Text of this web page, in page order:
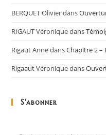
BERQUET Olivierdans
RIGAUT Véroniquedans
Rigaut AnnedansChapitre 2 –
Rigaaut Véroniquedans
S'abonner